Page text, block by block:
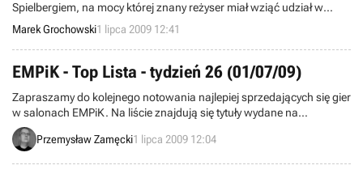
Spielbergiem, na mocy której znany reżyser miał wziąć udział w
pracach nad trzema nowatorskimi grami. Pierwsza z nich – Boom
Blox – trafiła w ubiegłym roku na Wii i pomimo pozytywnych ocen w
prasie nie odniosła komercyjnego sukcesu. Losy dwóch pozostałych
projektów przez dłuższy czas pozostawały nieznane.
Marek Grochowski1 lipca 2009 12:41
EMPiK - Top Lista - tydzień 26 (01/07/09)
Zapraszamy do kolejnego notowania najlepiej sprzedających się gier
w salonach EMPiK. Na liście znajdują się tytuły wydane na
komputery osobiste oraz konsole PS2, PSP, PS3 i Xbox 360. Dane
pochodzą z okresu pomiędzy 22 a 28 czerwca i zostały zebrane w
Przemysław Zamęcki1 lipca 2009 12:04